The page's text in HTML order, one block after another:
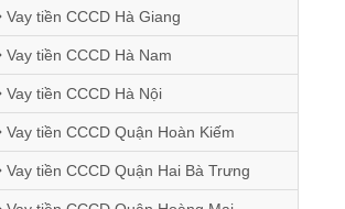
Vay tiền CCCD Hà Giang
Vay tiền CCCD Hà Nam
Vay tiền CCCD Hà Nội
Vay tiền CCCD Quận Hoàn Kiếm
Vay tiền CCCD Quận Hai Bà Trưng